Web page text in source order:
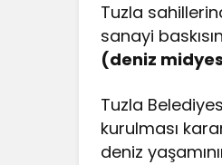
Tuzla
sanayi
(deniz
Tuzla
kurulması
deniz